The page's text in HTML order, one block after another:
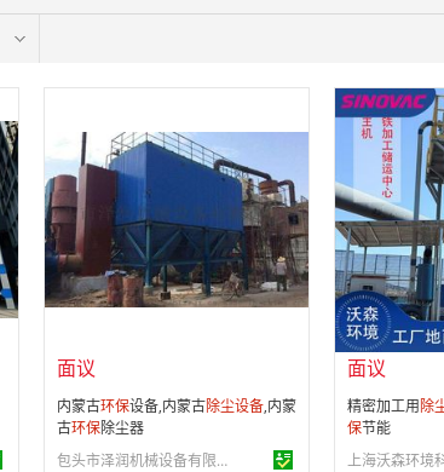
面议
会员注册：
第 12 年
经营模式：生产制造
成立日期： 2008-01-03
供应产品：41 条
面议
内蒙古环保设备,内蒙古除尘设备,内蒙
古环保除尘器
包头市泽润机械设备有限责任公司
会员注册：
经营模式： 生
成立日期：
供应产品：
面议
精密加工用除
保节能
上海沃森环境